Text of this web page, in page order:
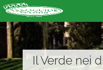
Il Verde nei